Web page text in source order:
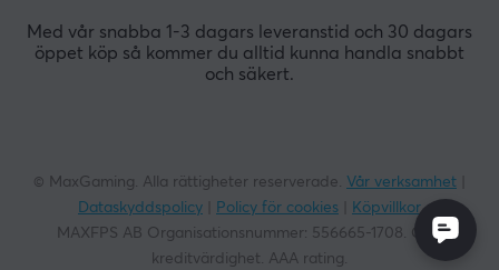
Med vår snabba 1-3 dagars leveranstid och 30 dagars
öppet köp så kommer du alltid kunna handla snabbt
och säkert.
© MaxGaming. Alla rättigheter reserverade. Vår verksamhet
Dataskyddspolicy
Policy för cookies
Köpvillkor
MAXFPS AB Organisationsnummer: 556665-1708. God
kreditvärdighet. AAA rating.